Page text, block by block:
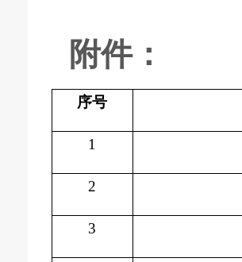
附件：
序号
1
2
3